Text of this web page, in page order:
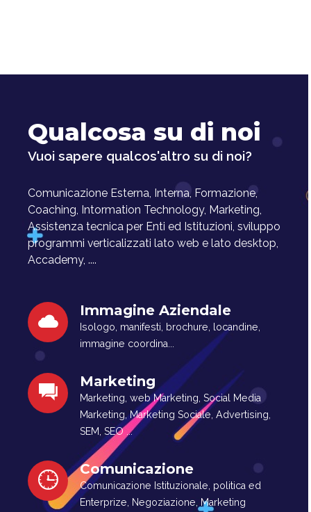
Qualcosa su di noi
Vuoi sapere qualcos'altro su di noi?
Comunicazione Esterna, Interna, Formazione,
Coaching, Intormation Technology, Marketing,
Assistenza tecnica per Enti ed Istituzioni, sviluppo
programmi verticalizzati lato web e lato desktop,
Accademy, ....
Immagine Aziendale
Isologo, manifesti, brochure, locandine,
immagine coordina...
Marketing
Marketing, web Marketing, Social Media
Marketing, Marketing Sociale, Advertising,
SEM, SEO ...
Comunicazione
Comunicazione Istituzionale, politica ed
Enterprize, Negoziazione, Marketing